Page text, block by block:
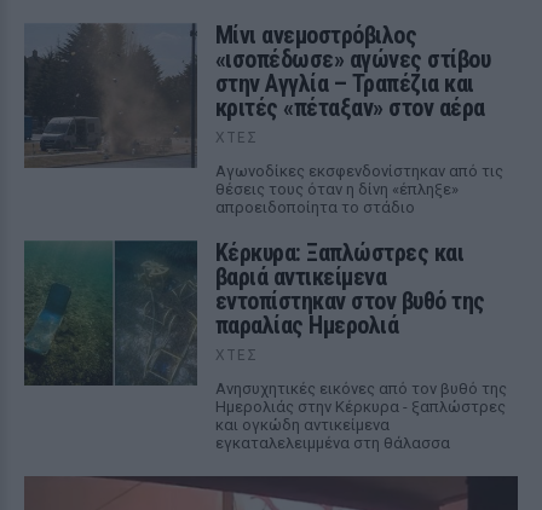
Μίνι ανεμοστρόβιλος
«ισοπέδωσε» αγώνες στίβου
στην Αγγλία – Τραπέζια και
κριτές «πέταξαν» στον αέρα
ΧΤΕΣ
Αγωνοδίκες εκσφενδονίστηκαν από τις
θέσεις τους όταν η δίνη «έπληξε»
απροειδοποίητα το στάδιο
Κέρκυρα: Ξαπλώστρες και
βαριά αντικείμενα
εντοπίστηκαν στον βυθό της
παραλίας Ημερολιά
ΧΤΕΣ
Ανησυχητικές εικόνες από τον βυθό της
Ημερολιάς στην Κέρκυρα - ξαπλώστρες
και ογκώδη αντικείμενα
εγκαταλελειμμένα στη θάλασσα